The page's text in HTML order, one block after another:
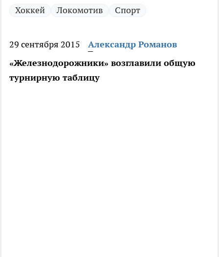
Хоккей Локомотив Спорт
29 сентября 2015
Александр Романов
«Железнодорожники» возглавили общую
турнирную таблицу